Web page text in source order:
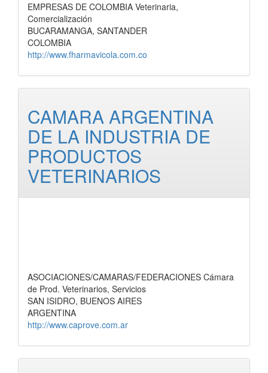
EMPRESAS DE COLOMBIA Veterinaria,
Comercialización
BUCARAMANGA, SANTANDER
COLOMBIA
http://www.fharmavicola.com.co
CAMARA ARGENTINA
DE LA INDUSTRIA DE
PRODUCTOS
VETERINARIOS
ASOCIACIONES/CAMARAS/FEDERACIONES Cámara
de Prod. Veterinarios, Servicios
SAN ISIDRO, BUENOS AIRES
ARGENTINA
http://www.caprove.com.ar